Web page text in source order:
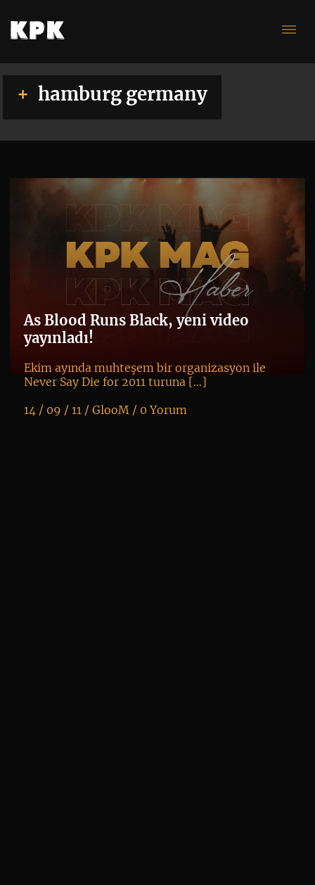
hamburg germany
As Blood Runs Black, yeni video
yayınladı!
Ekim ayında muhteşem bir organizasyon ile
Never Say Die for 2011 turuna […]
14 / 09 / 11 / GlooM/ 0 Yorum